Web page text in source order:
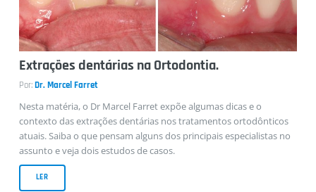
Extrações dentárias na Ortodontia.
Por:Dr. Marcel Farret
Nesta matéria, o Dr Marcel Farret expõe algumas dicas e o
contexto das extrações dentárias nos tratamentos ortodônticos
atuais. Saiba o que pensam alguns dos principais especialistas no
assunto e veja dois estudos de casos.
LER